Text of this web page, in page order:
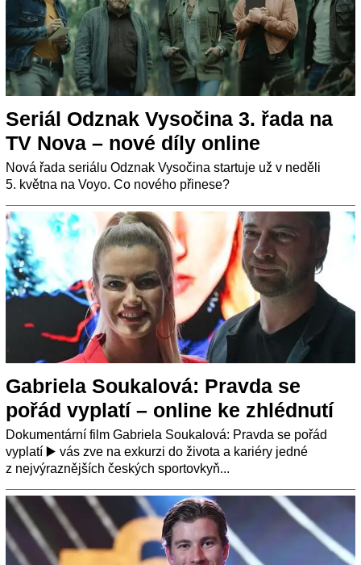
Seriál Odznak Vysočina 3. řada na
TV Nova – nové díly online
Nová řada seriálu Odznak Vysočina startuje už v neděli
5. května na Voyo. Co nového přinese?
Gabriela Soukalová: Pravda se
pořád vyplatí – online ke zhlédnutí
Dokumentární film Gabriela Soukalová: Pravda se pořád
vyplatí ▶️ vás zve na exkurzi do života a kariéry jedné
z nejvýraznějších českých sportovkyň...